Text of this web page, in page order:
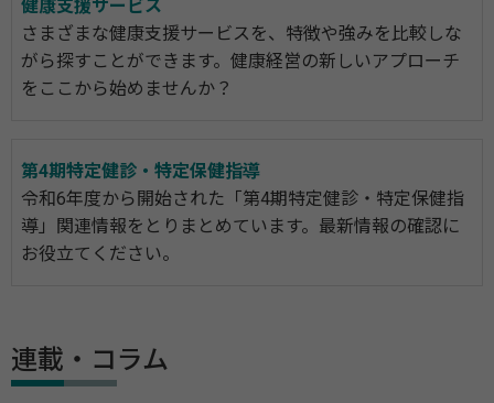
健康支援サービス
さまざまな健康支援サービスを、特徴や強みを比較しな
がら探すことができます。健康経営の新しいアプローチ
をここから始めませんか？
第4期特定健診・特定保健指導
令和6年度から開始された「第4期特定健診・特定保健指
導」関連情報をとりまとめています。最新情報の確認に
お役立てください。
連載・コラム